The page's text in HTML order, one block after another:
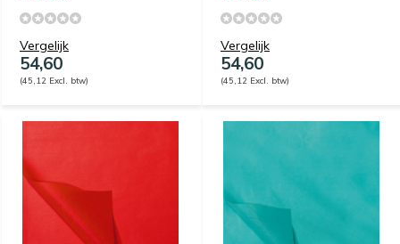
Vergelijk
54,60
(45,12 Excl. btw)
Vergelijk
54,60
(45,12 Excl. btw)